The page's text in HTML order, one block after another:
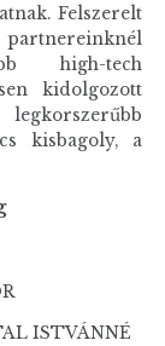
Felszerelt
high-tech
kidolgozott
kisbagoly, a
ISTVÁNNÉ